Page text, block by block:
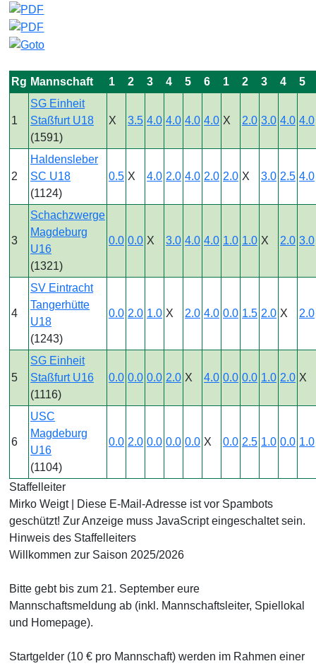
Rg Mannschaft 1 2 3 4 5 6 1 2 3 4 5
1
SG Einheit
Staßfurt U18
(1591)
X 3.5 4.0 4.0 4.0 4.0 X 2.0 3.0 4.0 4.0
2
Haldensleber
SC U18
(1124)
0.5 X 4.0 2.0 4.0 2.0 2.0 X 3.0 2.5 4.0
3
Schachzwerge
Magdeburg
U16
(1321)
0.0 0.0 X 3.0 4.0 4.0 1.0 1.0 X 2.0 3.0
4
SV Eintracht
Tangerhütte
U18
(1243)
0.0 2.0 1.0 X 2.0 4.0 0.0 1.5 2.0 X 2.0
5
SG Einheit
Staßfurt U16
(1116)
0.0 0.0 0.0 2.0 X 4.0 0.0 0.0 1.0 2.0 X
6
USC
Magdeburg
U16
(1104)
0.0 2.0 0.0 0.0 0.0 X 0.0 2.5 1.0 0.0 1.0
Staffelleiter
Mirko Weigt | Diese E-Mail-Adresse ist vor Spambots
geschützt! Zur Anzeige muss JavaScript eingeschaltet sein.
Hinweis des Staffelleiters
Willkommen zur Saison 2025/2026
Bitte gebt bis zum 21. September eure
Mannschaftsmeldung ab (inkl. Mannschaftsleiter, Spiellokal
und Homepage).
Startgelder (10 € pro Mannschaft) werden im Rahmen einer